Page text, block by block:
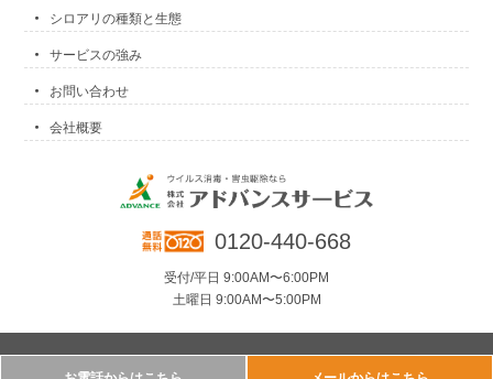
シロアリの種類と生態
サービスの強み
お問い合わせ
会社概要
0120-440-668
受付/平日 9:00AM〜6:00PM
土曜日 9:00AM〜5:00PM